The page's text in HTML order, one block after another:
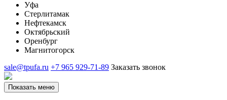
Уфа
Стерлитамак
Нефтекамск
Октябрьский
Оренбург
Магнитогорск
sale@tpufa.ru +7 965 929-71-89 Заказать звонок
Показать меню